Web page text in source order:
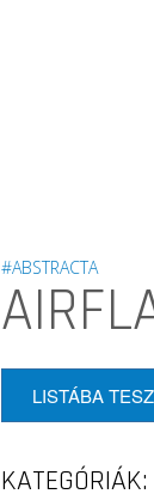
#ABSTRACTA
LISTÁBA
KATEGÓRIÁK: